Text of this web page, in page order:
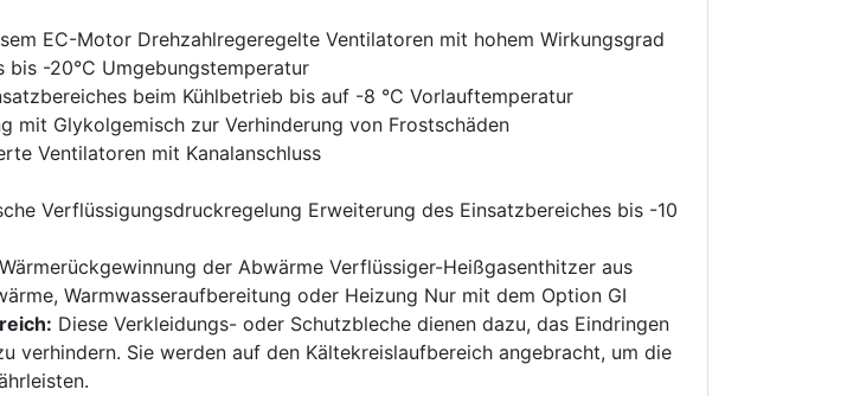
EC-Motor Drehzahlregeregelte Ventilatoren mit hohem Wirkungsgrad
bis -20°C Umgebungstemperatur
beim Kühlbetrieb bis auf -8 °C Vorlauftemperatur
mit Glykolgemisch zur Verhinderung von Frostschäden
Ventilatoren mit Kanalanschluss
Verflüssigungsdruckregelung Erweiterung des Einsatzbereiches bis -10
der Abwärme Verflüssiger-Heißgasenthitzer aus
Warmwasseraufbereitung oder Heizung Nur mit dem Option GI
Diese Verkleidungs- oder Schutzbleche dienen dazu, das Eindringen
verhindern. Sie werden auf den Kältekreislaufbereich angebracht, um die